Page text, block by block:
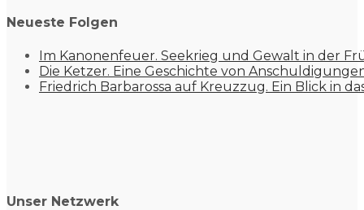
Neueste Folgen
Im Kanonenfeuer. Seekrieg und Gewalt in der
Die Ketzer. Eine Geschichte von
Friedrich Barbarossa auf Kreuzzug. Ein Blick in
Unser Netzwerk